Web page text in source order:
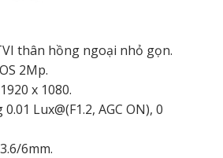
thân hồng ngoại nhỏ gọn.
2Mp.
x 1080.
Lux@(F1.2, AGC ON), 0
6mm.